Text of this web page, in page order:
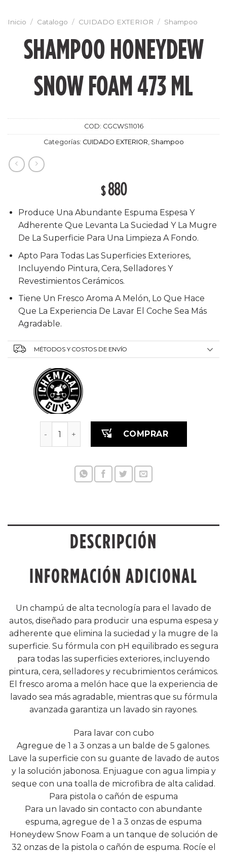
Inicio / Catalogo / CUIDADO EXTERIOR / Shampoo
SHAMPOO HONEYDEW
SNOW FOAM 473 ML
COD: CGCWS11016
Categorías: CUIDADO EXTERIOR Shampoo
$880
Produce Una Abundante Espuma Espesa Y
Adherente Que Levanta La Suciedad Y La Mugre
De La Superficie Para Una Limpieza A Fondo.
Apto Para Todas Las Superficies Exteriores,
Incluyendo Pintura, Cera, Selladores Y
Revestimientos Cerámicos.
Tiene Un Fresco Aroma A Melón, Lo Que Hace
Que La Experiencia De Lavar El Coche Sea Más
Agradable.
MÉTODOS Y COSTOS DE ENVÍO
Shampoo Honeydew Snow foam 473 ml
COMPRAR
DESCRIPCIÓN
INFORMACIÓN ADICIONAL
Un champú de alta tecnología para el lavado de
autos, diseñado para producir una espuma espesa y
adherente que elimina la suciedad y la mugre de la
superficie. Su fórmula con pH equilibrado es segura
para todas las superficies exteriores, incluyendo
pintura, cera, selladores y recubrimientos cerámicos.
El fresco aroma a melón hace que la experiencia de
lavado sea más agradable, mientras que su fórmula
avanzada garantiza un lavado sin rayones.
Para lavar con cubo
Agregue de 1 a 3 onzas a un balde de 5 galones.
Lave la superficie con su guante de lavado de autos
y la solución jabonosa. Enjuague con agua limpia y
seque con una toalla de microfibra de alta calidad.
Para pistola o cañón de espuma
Para un lavado sin contacto con abundante
espuma, agregue de 1 a 3 onzas de espuma
Honeydew Snow Foam a un tanque de solución de
32 onzas de la pistola o cañón de espuma. Rocíe el